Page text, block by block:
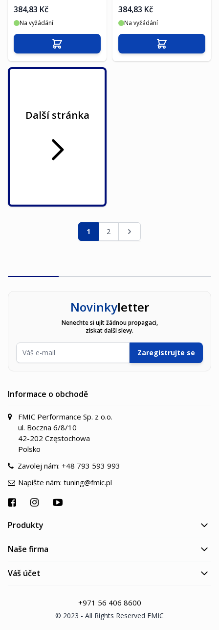
384,83 Kč
Na vyžádání
Přidat do košíku
384,83 Kč
Na vyžádání
Přidat do košíku
Další stránka
Stránka
Právě si prohlížíte stránku
1 Stránka
2 Stránka
Novinkyletter
Nenechte si ujít žádnou propagaci,
získat další slevy.
E-mailová adresa
Zaregistrujte se
Informace o obchodě
FMIC Performance Sp. z o.o.
ul. Boczna 6/8/10
42-202 Częstochowa
Polsko
Zavolej nám: +48 793 593 993
Napište nám: tuning@fmic.pl
Produkty
Naše firma
Váš účet
+971 56 406 8600
© 2023 - All Rights Reserved FMIC